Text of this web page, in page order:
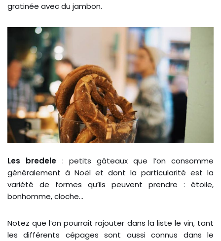
gratinée avec du jambon.
Les bredele : petits gâteaux que l’on consomme
généralement à Noël et dont la particularité est la
variété de formes qu’ils peuvent prendre : étoile,
bonhomme, cloche…
Notez que l’on pourrait rajouter dans la liste le vin, tant
les différents cépages sont aussi connus dans le